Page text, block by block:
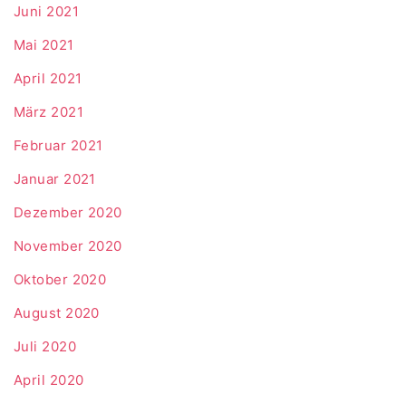
Juni 2021
Mai 2021
April 2021
März 2021
Februar 2021
Januar 2021
Dezember 2020
November 2020
Oktober 2020
August 2020
Juli 2020
April 2020